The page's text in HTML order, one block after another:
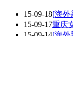
看赛车宝贝
艳
15-09-18[海外
15-09-17重庆
15-09-14[海外